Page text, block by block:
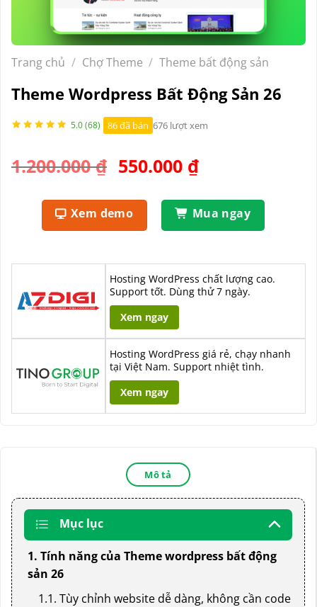
Trang chủ / Chợ Theme / Theme bất động sản
Theme Wordpress Bất Động Sản 26
5.0 (68) 86 đã bán 676 lượt xem
1.200.000₫ Giá
là:
1.200.000 ₫.
550.000 ₫Giá
tại
là:
Xem demo Mua ngay
Hosting WordPress chất lượng cao.
Support tốt. Dùng thử 7 ngày.
Xem ngay
Hosting WordPress giá rẻ, chạy nhanh
tại Việt Nam. Support nhiệt tình.
Xem ngay
Mô tả
Mục lục
1. Tính năng của Theme wordpress bất động
sản 26
1.1. Tùy chỉnh website dễ dàng, không cần code